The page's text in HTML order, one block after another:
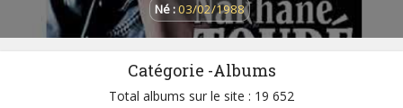
Né :03/02/1988
Catégorie -Albums
Total albums sur le site : 19 652